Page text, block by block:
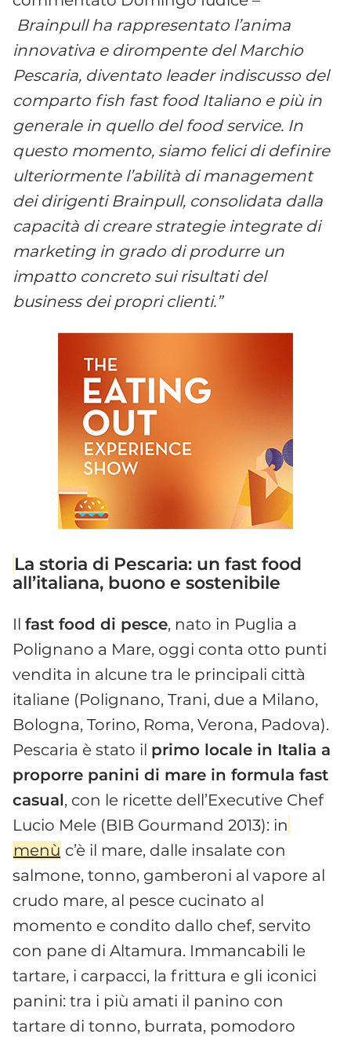
Brainpull ha rappresentato l’anima
innovativa e dirompente del Marchio
Pescaria, diventato leader indiscusso del
comparto fish fast food Italiano e più in
generale in quello del food service. In
questo momento, siamo felici di definire
ulteriormente l’abilità di management
dei dirigenti Brainpull, consolidata dalla
capacità di creare strategie integrate di
marketing in grado di produrre un
impatto concreto sui risultati del
business dei propri clienti.”
La storia di Pescaria: un fast food
all’italiana, buono e sostenibile
Il fast food di pesce, nato in Puglia a
Polignano a Mare, oggi conta otto punti
vendita in alcune tra le principali città
italiane (Polignano, Trani, due a Milano,
Bologna, Torino, Roma, Verona, Padova).
Pescaria è stato il primo locale in Italia a
proporre panini di mare in formula fast
casual, con le ricette dell’Executive Chef
Lucio Mele (BIB Gourmand 2013): in
menù c’è il mare, dalle insalate con
salmone, tonno, gamberoni al vapore al
crudo mare, al pesce cucinato al
momento e condito dallo chef, servito
con pane di Altamura. Immancabili le
tartare, i carpacci, la frittura e gli iconici
panini: tra i più amati il panino con
tartare di tonno, burrata, pomodoro